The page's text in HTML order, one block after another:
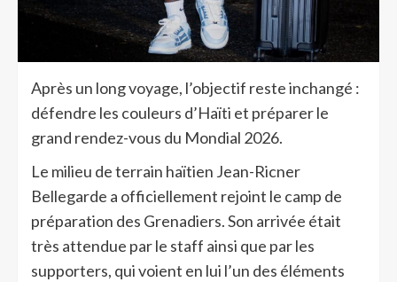
Après un long voyage, l’objectif reste inchangé :
défendre les couleurs d’Haïti et préparer le
grand rendez-vous du Mondial 2026.
Le milieu de terrain haïtien Jean-Ricner
Bellegarde a officiellement rejoint le camp de
préparation des Grenadiers. Son arrivée était
très attendue par le staff ainsi que par les
supporters, qui voient en lui l’un des éléments